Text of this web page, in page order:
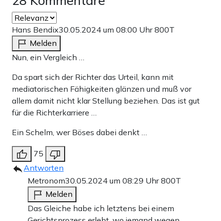
Hans Bendix30.05.2024 um 08:00 Uhr800T
Melden
Nun, ein Vergleich …
Da spart sich der Richter das Urteil, kann mit
mediatorischen Fähigkeiten glänzen und muß vor
allem damit nicht klar Stellung beziehen. Das ist gut
für die Richterkarriere …
Ein Schelm, wer Böses dabei denkt …
75
Antworten
Metronom30.05.2024 um 08:29 Uhr800T
Melden
Das Gleiche habe ich letztens bei einem